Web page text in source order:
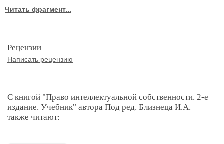
Читать фрагмент...
Рецензии
Написать рецензию
С книгой "Право интеллектуальной собственности. 2-е
издание. Учебник" автора Под ред. Близнеца И.А.
также читают: